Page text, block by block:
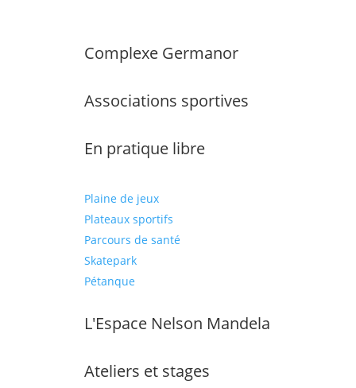
Complexe Germanor
Associations sportives
En pratique libre
Plaine de jeux
Plateaux sportifs
Parcours de santé
Skatepark
Pétanque
L'Espace Nelson Mandela
Ateliers et stages